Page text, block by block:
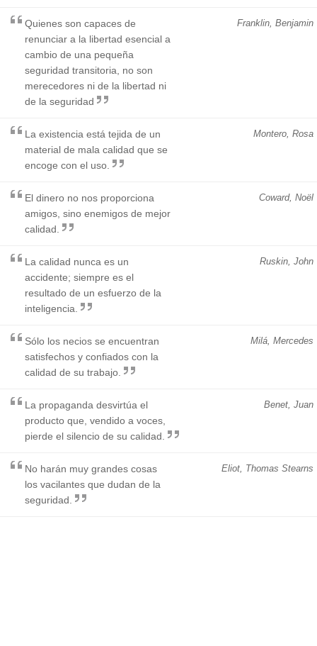
Franklin, Benjamin
Quienes son capaces de
renunciar a la libertad esencial a
cambio de una pequeña
seguridad transitoria, no son
merecedores ni de la libertad ni
de la seguridad
Montero, Rosa
La existencia está tejida de un
material de mala calidad que se
encoge con el uso.
Coward, Noël
El dinero no nos proporciona
amigos, sino enemigos de mejor
calidad.
Ruskin, John
La calidad nunca es un
accidente; siempre es el
resultado de un esfuerzo de la
inteligencia.
Milá, Mercedes
Sólo los necios se encuentran
satisfechos y confiados con la
calidad de su trabajo.
Benet, Juan
La propaganda desvirtúa el
producto que, vendido a voces,
pierde el silencio de su calidad.
Eliot, Thomas Stearns
No harán muy grandes cosas
los vacilantes que dudan de la
seguridad.